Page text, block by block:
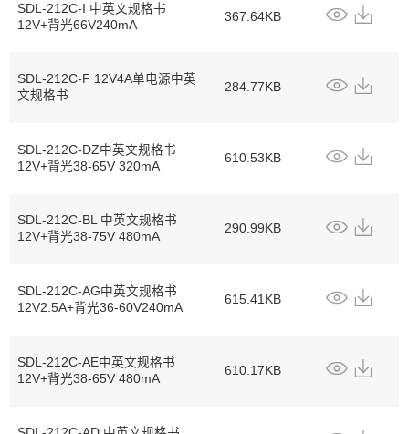
SDL-212C-I 中英文规格书
12V+背光66V240mA
367.64KB
SDL-212C-F 12V4A单电源中英
文规格书
284.77KB
SDL-212C-DZ中英文规格书
12V+背光38-65V 320mA
610.53KB
SDL-212C-BL 中英文规格书
12V+背光38-75V 480mA
290.99KB
SDL-212C-AG中英文规格书
12V2.5A+背光36-60V240mA
615.41KB
SDL-212C-AE中英文规格书
12V+背光38-65V 480mA
610.17KB